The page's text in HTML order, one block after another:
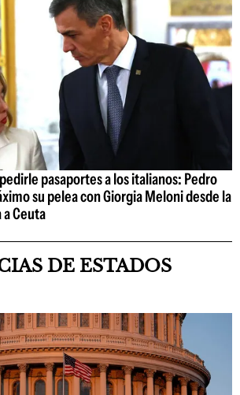
pasaportes a los italianos: Pedro
su pelea con Giorgia Meloni desde la
Ceuta
DE ESTADOS